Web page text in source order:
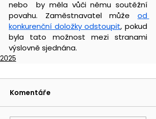
nebo  by měla vůči němu soutěžní
povahu. Zaměstnavatel může od
konkurenční doložky odstoupit, pokud
byla tato možnost mezi stranami
výslovně sjednána.
2025
Komentáře